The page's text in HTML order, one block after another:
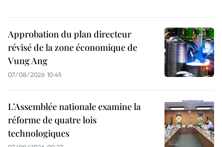
Approbation du plan directeur
révisé de la zone économique de
Vung Ang
07/08/2026 10:45
L’Assemblée nationale examine la
réforme de quatre lois
technologiques